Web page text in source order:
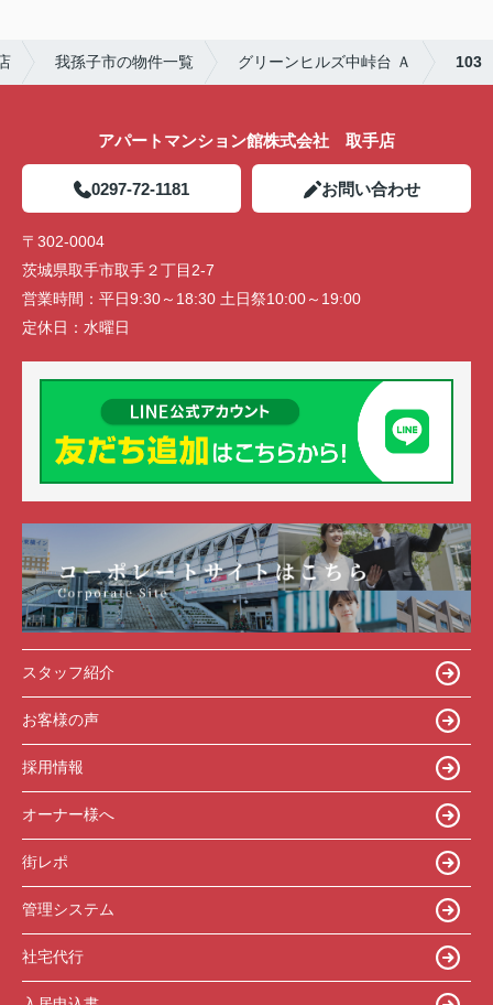
我孫子市の物件一覧 グリーンヒルズ中峠台 Ａ 103
アパートマンション館株式会社 取手店
0297-72-1181 お問い合わせ
〒302-0004
茨城県取手市取手２丁目2-7
営業時間： 平日9:30～18:30 土日祭10:00～19:00
定休日： 水曜日
スタッフ紹介
お客様の声
採用情報
オーナー様へ
街レポ
管理システム
社宅代行